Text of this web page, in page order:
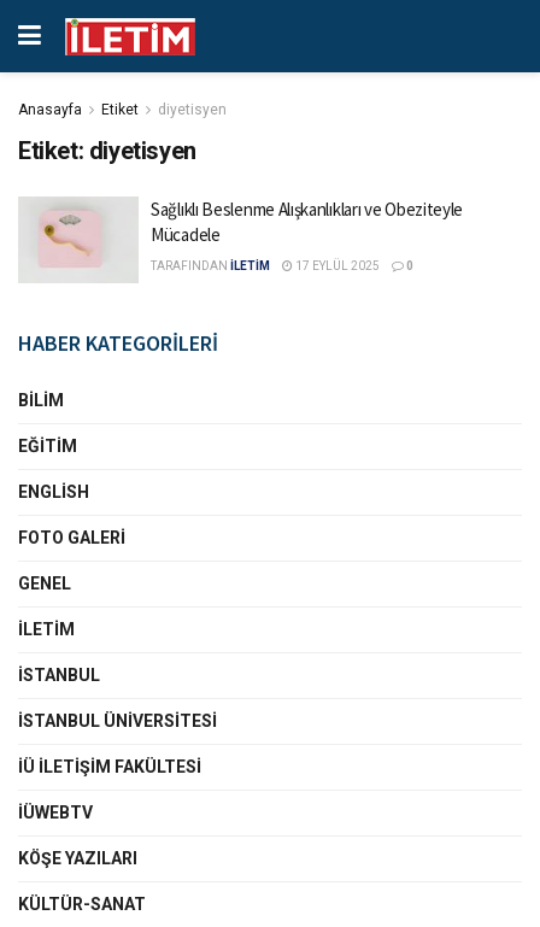
Anasayfa Etiket diyetisyen
Etiket: diyetisyen
Sağlıklı Beslenme Alışkanlıkları ve Obeziteyle
Mücadele
TARAFINDAN İLETİM 17 EYLÜL 2025 0
HABER KATEGORİLERİ
BILIM
EĞITIM
ENGLISH
FOTO GALERI
GENEL
İLETIM
İSTANBUL
İSTANBUL ÜNIVERSITESI
İÜ İLETIŞIM FAKÜLTESI
İÜWEBTV
KÖŞE YAZILARI
KÜLTÜR-SANAT